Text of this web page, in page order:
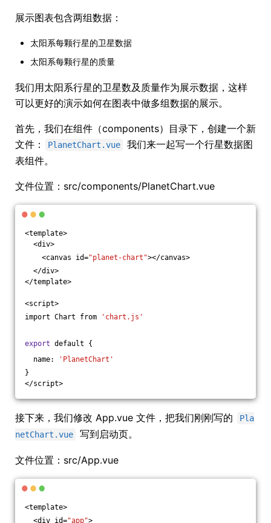
展示图表包含两组数据：
太阳系每颗行星的卫星数据
太阳系每颗行星的质量
我们用太阳系行星的卫星数及质量作为展示数据，这样
可以更好的演示如何在图表中做多组数据的展示。
首先，我们在组件（components）目录下，创建一个新
文件：
PlanetChart.vue
我们来一起写一个行星数据图
表组件。
文件位置：src/components/PlanetChart.vue
<template>
<div>
<canvas id="planet-chart"></canvas>
</div>
</template>
<script>
import Chart from
'chart.js'
export default {
name:
'PlanetChart'
}
</script>
接下来，我们修改 App.vue 文件，把我们刚刚写的
Pla
netChart.vue
写到启动页。
文件位置：src/App.vue
<template>
<div id="app">